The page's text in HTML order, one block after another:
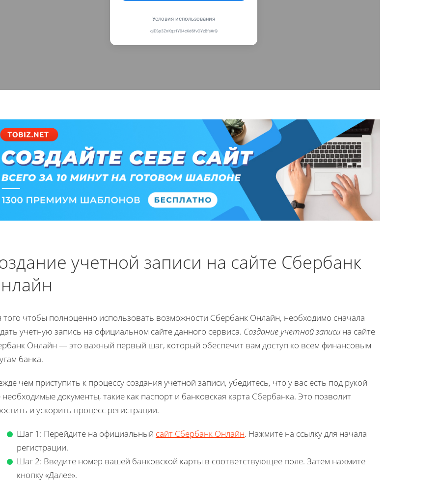
учетной записи на сайте Сбербанк
того чтобы полноценно использовать возможности Сбербанк Онлайн, необходимо сначала
учетную запись на официальном сайте данного сервиса. Создание учетной записи на сайте
Онлайн — это важный первый шаг, который обеспечит вам доступ ко всем финансовым
банка.
чем приступить к процессу создания учетной записи, убедитесь, что у вас есть под рукой
необходимые документы, такие как паспорт и банковская карта Сбербанка. Это позволит
и ускорить процесс регистрации.
Шаг 1: Перейдите на официальный сайт Сбербанк Онлайн. Нажмите на ссылку для начала
регистрации.
Шаг 2: Введите номер вашей банковской карты в соответствующее поле. Затем нажмите
кнопку «Далее».